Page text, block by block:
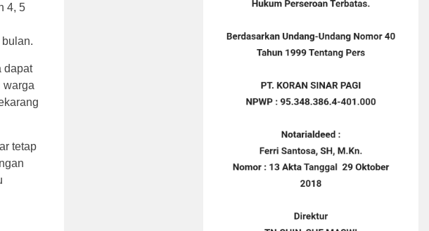
4, 5
dapat
warga
tetap